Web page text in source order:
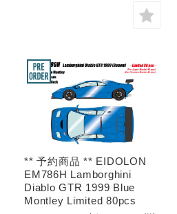
** 予約商品 ** EIDOLON
EM786H Lamborghini
Diablo GTR 1999 Blue
Montley Limited 80pcs